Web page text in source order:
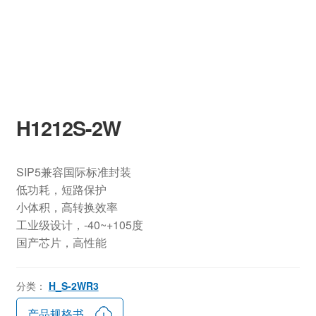
H1212S-2W
SIP5兼容国际标准封装
低功耗，短路保护
小体积，高转换效率
工业级设计，-40~+105度
国产芯片，高性能
分类： H_S-2WR3